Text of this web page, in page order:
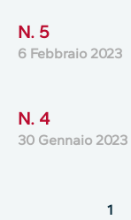
N. 5
6 Febbraio 2023
N. 4
30 Gennaio 2023
1